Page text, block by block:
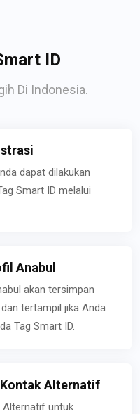
ID
Di Indonesia.
dapat dilakukan
Smart ID melalui
Anabul
akan tersimpan
tertampil jika Anda
Tag Smart ID.
Alternatif
Alternatif untuk